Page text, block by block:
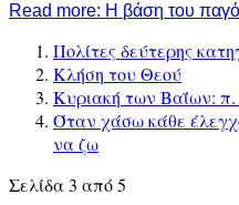
Read more: Η βάση του
Πολίτες δεύτερης
Κλήση του Θεού
Κυριακή των Βαΐων: π.
Όταν χάσω κάθε
να ζω
Σελίδα 3 από 5